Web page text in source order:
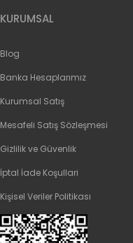
KURUMSAL
Blog
Banka Hesaplarımız
Kurumsal Satış
Mesafeli Satış Sözleşmesi
Gizlilik ve Güvenlik
İptal İade Koşullari
Kişisel Veriler Politikası